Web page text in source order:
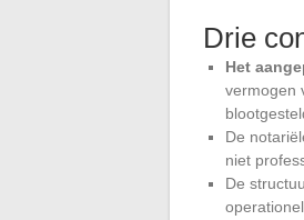
Drie
Het
vermogen
De
niet
De